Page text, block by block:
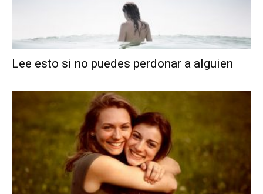
Lee esto si no puedes perdonar a alguien